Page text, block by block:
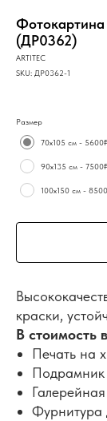
(ДР0362)
ARTITEC
SKU: ДР0362-1
Размер
70х105 см - 5600₽
90х135 см - 7500₽
100х150 см -
краски,
В стоимость
Печать на
Подрамник
Фурнитура